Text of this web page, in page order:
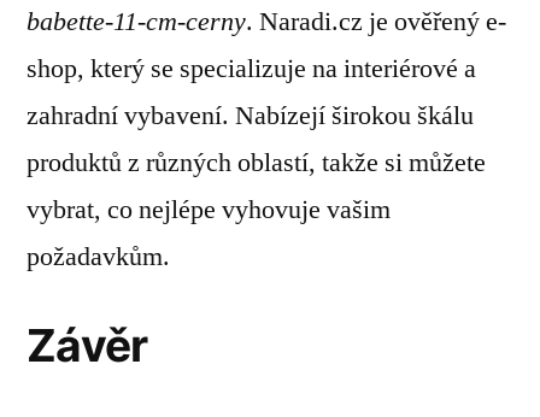
babette-11-cm-cerny. Naradi.cz je ověřený e-
shop, který se specializuje na interiérové a
zahradní vybavení. Nabízejí širokou škálu
produktů z různých oblastí, takže si můžete
vybrat, co nejlépe vyhovuje vašim
požadavkům.
Závěr